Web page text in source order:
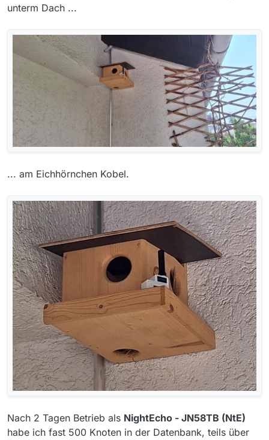
unterm Dach ...
... am Eichhörnchen Kobel.
Nach 2 Tagen Betrieb als NightEcho - JN58TB (NtE)
habe ich fast 500 Knoten in der Datenbank, teils über